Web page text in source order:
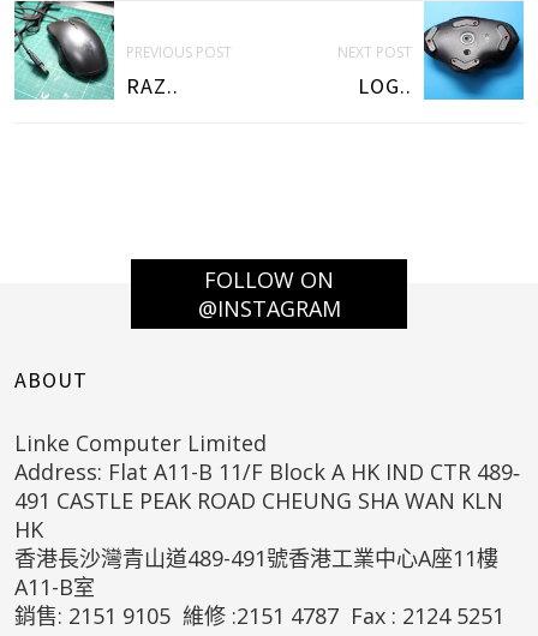
PREVIOUS POST
RAZ..
NEXT POST
LOG..
FOLLOW ON
@INSTAGRAM
ABOUT
Linke Computer Limited
Address: Flat A11-B 11/F Block A HK IND CTR 489‐
491 CASTLE PEAK ROAD CHEUNG SHA WAN KLN
HK
香港長沙灣青山道489-491號香港工業中心A座11樓
A11-B室
銷售: 2151 9105 維修 :2151 4787 Fax : 2124 5251